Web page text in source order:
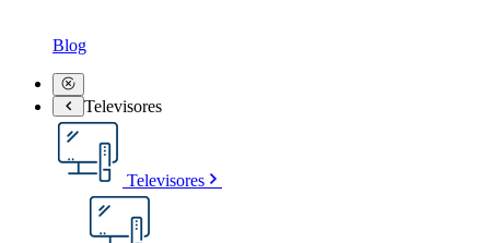
Blog
Televisores
Televisores